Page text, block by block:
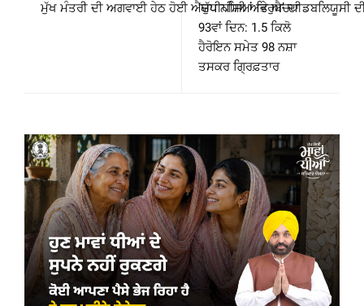
ਮੁੱਖ ਮੰਤਰੀ ਦੀ ਅਗਵਾਈ ਹੇਠ ਹੋਈ ਐਚਪੀਪੀਸੀ ਅਤੇ ਐਚਪੀਡਬਲਿਯੂਸੀ
‘ਯੁੱਧ ਨਸ਼ਿਆਂ ਵਿਰੁਧ’ ਦਾ
93ਵਾਂ ਦਿਨ: 1.5 ਕਿਲੋ
ਹੈਰੋਇਨ ਸਮੇਤ 98 ਨਸ਼ਾ
ਤਸਕਰ ਗ੍ਰਿਫ਼ਤਾਰ